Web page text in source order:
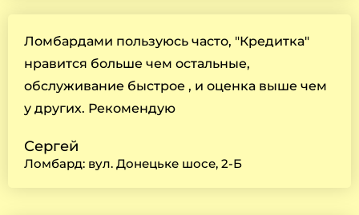
Ломбардами пользуюсь часто, "Кредитка"
нравится больше чем остальные,
обслуживание быстрое , и оценка выше чем
у других. Рекомендую
Сергей
Ломбард: вул. Донецьке шосе, 2-Б